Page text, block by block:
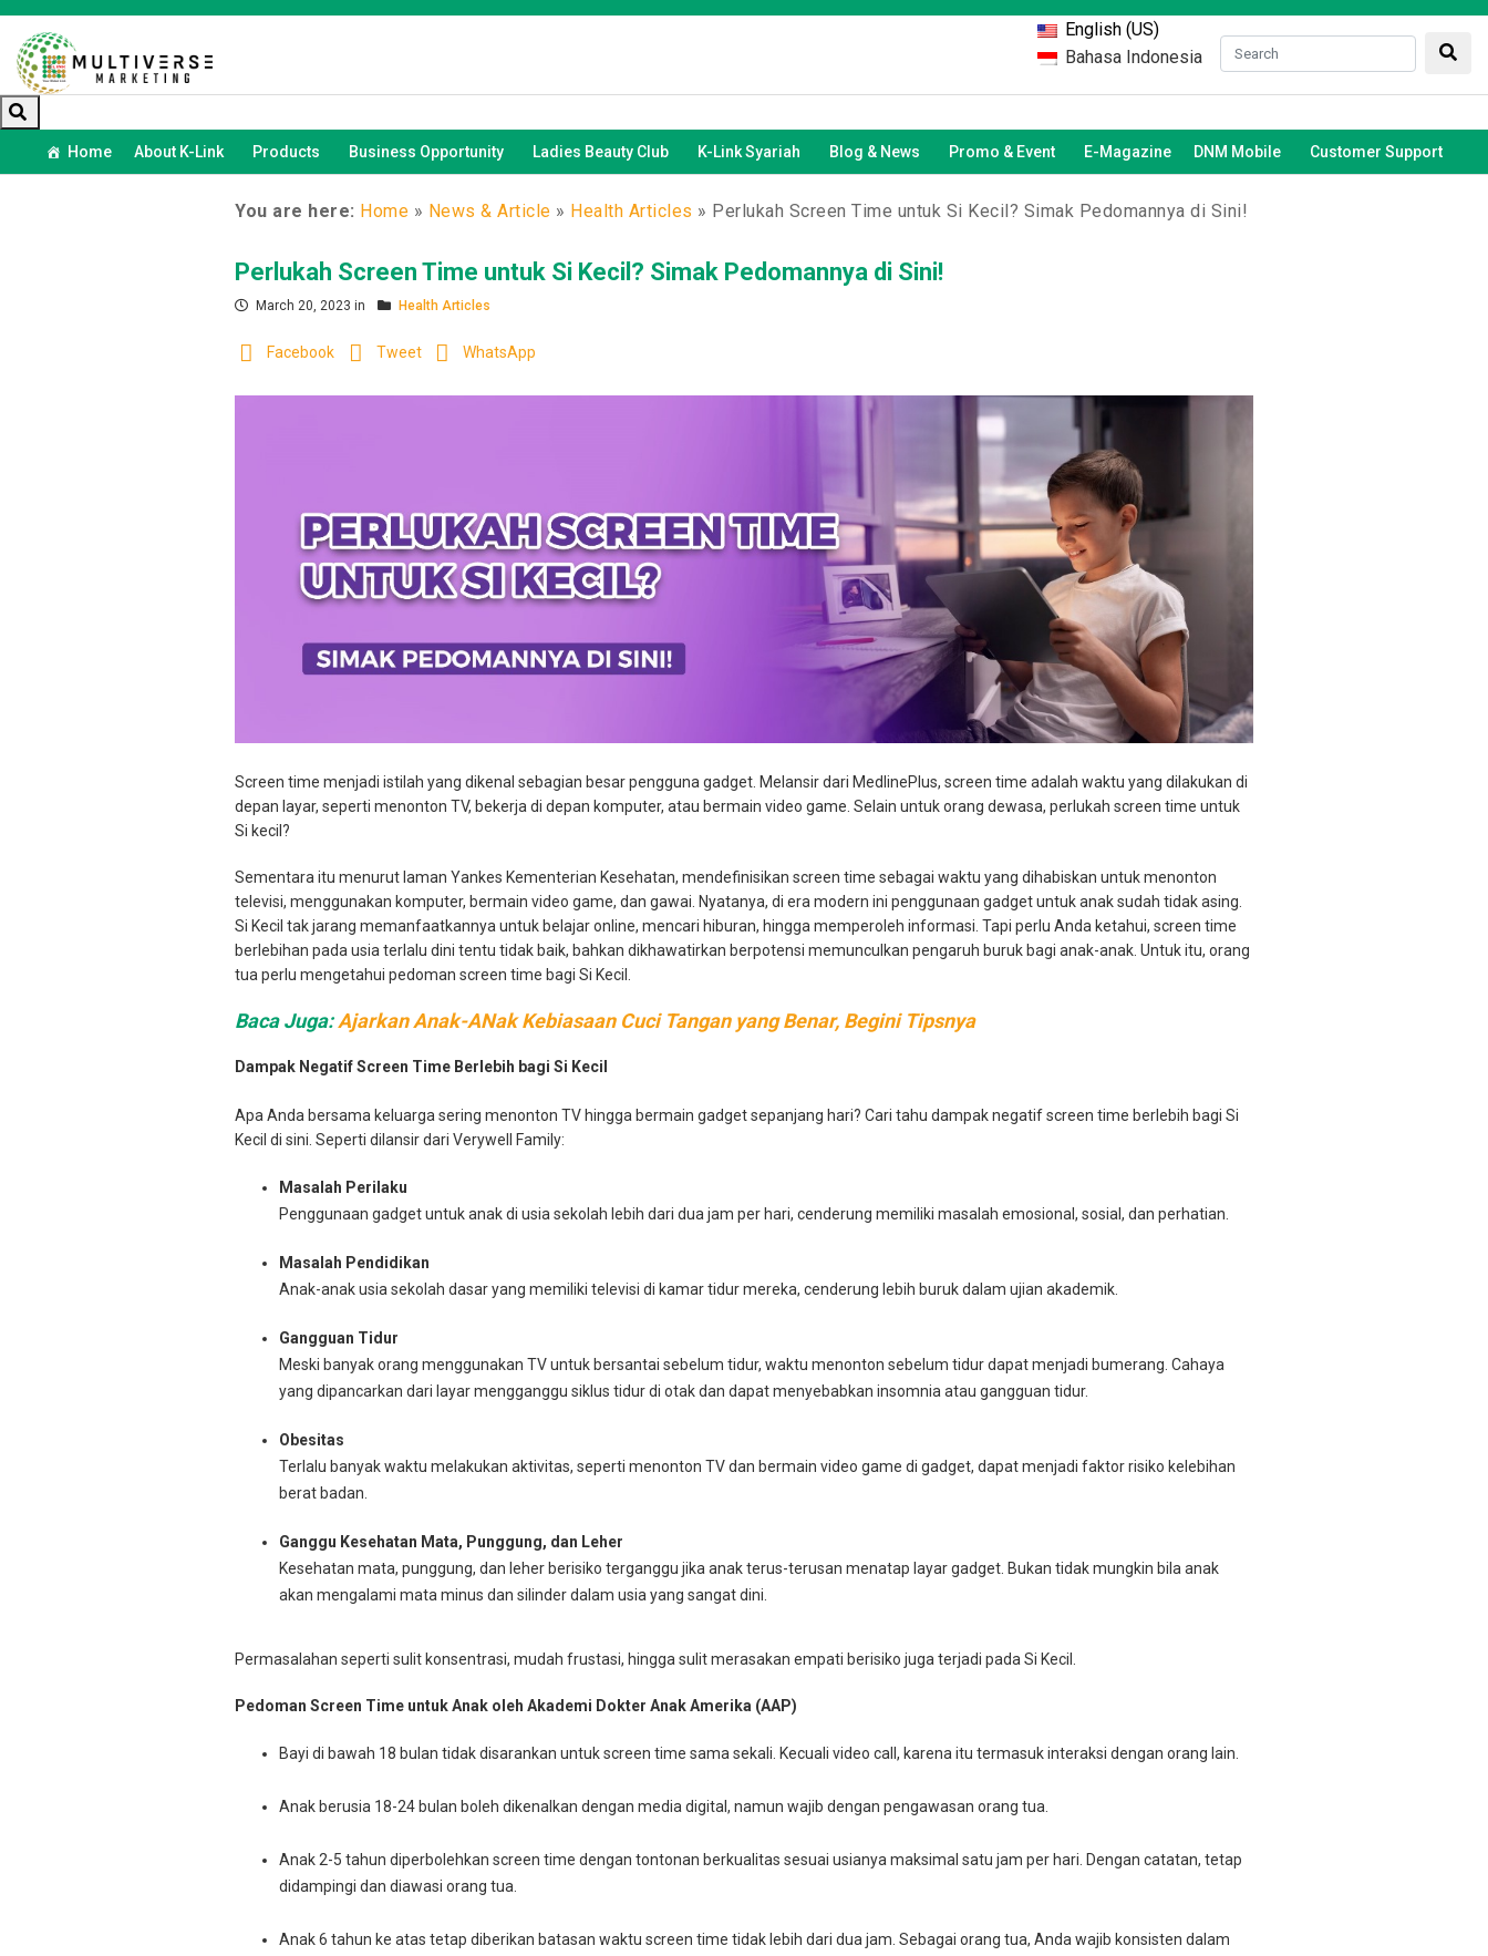
English (US)
Bahasa Indonesia
Home About K-Link Products Business Opportunity Ladies Beauty Club K-Link Syariah Blog & News Promo & Event E-Magazine DNM Mobile Customer Support
You are here: Home » News & Article » Health Articles » Perlukah Screen Time untuk Si Kecil? Simak Pedomannya di Sini!
Perlukah Screen Time untuk Si Kecil? Simak Pedomannya di Sini!
March 20, 2023 in Health Articles
Facebook Tweet WhatsApp
Screen time menjadi istilah yang dikenal sebagian besar pengguna gadget. Melansir dari MedlinePlus, screen time adalah waktu yang dilakukan di
depan layar, seperti menonton TV, bekerja di depan komputer, atau bermain video game. Selain untuk orang dewasa, perlukah screen time untuk
Si kecil?
Sementara itu menurut laman Yankes Kementerian Kesehatan, mendefinisikan screen time sebagai waktu yang dihabiskan untuk menonton
televisi, menggunakan komputer, bermain video game, dan gawai. Nyatanya, di era modern ini penggunaan gadget untuk anak sudah tidak asing.
Si Kecil tak jarang memanfaatkannya untuk belajar online, mencari hiburan, hingga memperoleh informasi. Tapi perlu Anda ketahui, screen time
berlebihan pada usia terlalu dini tentu tidak baik, bahkan dikhawatirkan berpotensi memunculkan pengaruh buruk bagi anak-anak. Untuk itu, orang
tua perlu mengetahui pedoman screen time bagi Si Kecil.
Baca Juga:Ajarkan Anak-ANak Kebiasaan Cuci Tangan yang Benar, Begini Tipsnya
Dampak Negatif Screen Time Berlebih bagi Si Kecil
Apa Anda bersama keluarga sering menonton TV hingga bermain gadget sepanjang hari? Cari tahu dampak negatif screen time berlebih bagi Si
Kecil di sini. Seperti dilansir dari Verywell Family:
Masalah Perilaku
Penggunaan gadget untuk anak di usia sekolah lebih dari dua jam per hari, cenderung memiliki masalah emosional, sosial, dan perhatian.
Masalah Pendidikan
Anak-anak usia sekolah dasar yang memiliki televisi di kamar tidur mereka, cenderung lebih buruk dalam ujian akademik.
Gangguan Tidur
Meski banyak orang menggunakan TV untuk bersantai sebelum tidur, waktu menonton sebelum tidur dapat menjadi bumerang. Cahaya
yang dipancarkan dari layar mengganggu siklus tidur di otak dan dapat menyebabkan insomnia atau gangguan tidur.
Obesitas
Terlalu banyak waktu melakukan aktivitas, seperti menonton TV dan bermain video game di gadget, dapat menjadi faktor risiko kelebihan
berat badan.
Ganggu Kesehatan Mata, Punggung, dan Leher
Kesehatan mata, punggung, dan leher berisiko terganggu jika anak terus-terusan menatap layar gadget. Bukan tidak mungkin bila anak
akan mengalami mata minus dan silinder dalam usia yang sangat dini.
Permasalahan seperti sulit konsentrasi, mudah frustasi, hingga sulit merasakan empati berisiko juga terjadi pada Si Kecil.
Pedoman Screen Time untuk Anak oleh Akademi Dokter Anak Amerika (AAP)
Bayi di bawah 18 bulan tidak disarankan untuk screen time sama sekali. Kecuali video call, karena itu termasuk interaksi dengan orang lain.
Anak berusia 18-24 bulan boleh dikenalkan dengan media digital, namun wajib dengan pengawasan orang tua.
Anak 2-5 tahun diperbolehkan screen time dengan tontonan berkualitas sesuai usianya maksimal satu jam per hari. Dengan catatan, tetap
didampingi dan diawasi orang tua.
Anak 6 tahun ke atas tetap diberikan batasan waktu screen time tidak lebih dari dua jam. Sebagai orang tua, Anda wajib konsisten dalam